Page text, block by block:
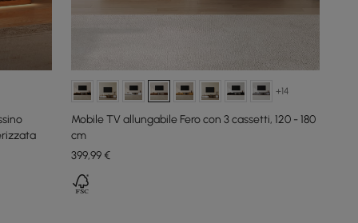
+14
Mobile TV allungabile Fero con 3 cassetti, 120 - 180
cm
399,99€